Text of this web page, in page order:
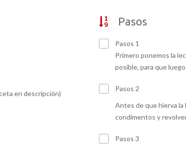
en descripción)
Pasos
Pasos 1
Primero ponemos la
posible, para que
Pasos 2
Antes de que hierva
condimentos y
Pasos 3